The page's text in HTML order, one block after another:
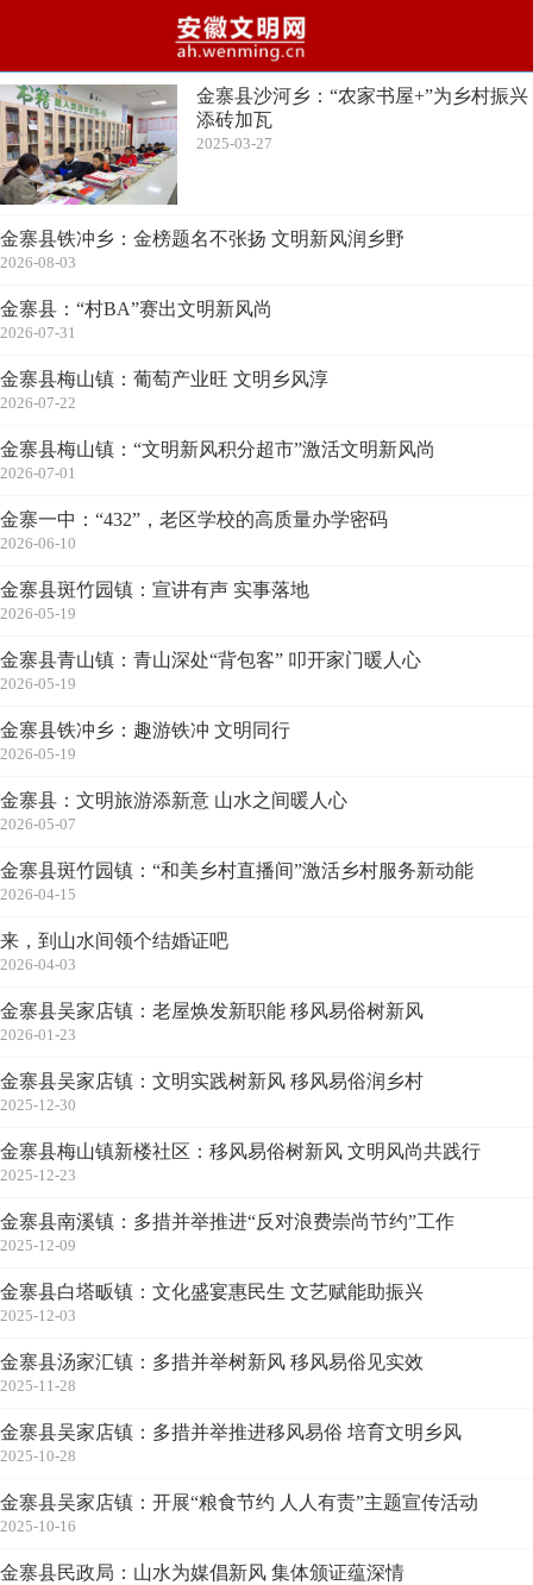
金寨县沙河乡：“农家书屋+”为乡村振兴
添砖加瓦
2025-03-27
金寨县铁冲乡：金榜题名不张扬 文明新风润乡野
2026-08-03
金寨县：“村BA”赛出文明新风尚
2026-07-31
金寨县梅山镇：葡萄产业旺 文明乡风淳
2026-07-22
金寨县梅山镇：“文明新风积分超市”激活文明新风尚
2026-07-01
金寨一中：“432”，老区学校的高质量办学密码
2026-06-10
金寨县斑竹园镇：宣讲有声 实事落地
2026-05-19
金寨县青山镇：青山深处“背包客” 叩开家门暖人心
2026-05-19
金寨县铁冲乡：趣游铁冲 文明同行
2026-05-19
金寨县：文明旅游添新意 山水之间暖人心
2026-05-07
金寨县斑竹园镇：“和美乡村直播间”激活乡村服务新动能
2026-04-15
来，到山水间领个结婚证吧
2026-04-03
金寨县吴家店镇：老屋焕发新职能 移风易俗树新风
2026-01-23
金寨县吴家店镇：文明实践树新风 移风易俗润乡村
2025-12-30
金寨县梅山镇新楼社区：移风易俗树新风 文明风尚共践行
2025-12-23
金寨县南溪镇：多措并举推进“反对浪费崇尚节约”工作
2025-12-09
金寨县白塔畈镇：文化盛宴惠民生 文艺赋能助振兴
2025-12-03
金寨县汤家汇镇：多措并举树新风 移风易俗见实效
2025-11-28
金寨县吴家店镇：多措并举推进移风易俗 培育文明乡风
2025-10-28
金寨县吴家店镇：开展“粮食节约 人人有责”主题宣传活动
2025-10-16
金寨县民政局：山水为媒倡新风 集体颁证蕴深情